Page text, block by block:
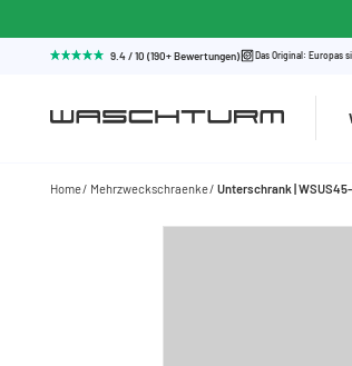
9.4 / 10 (190+ Bewertungen) Das Original: Europas
Home Mehrzweckschraenke Unterschrank | WSUS45-